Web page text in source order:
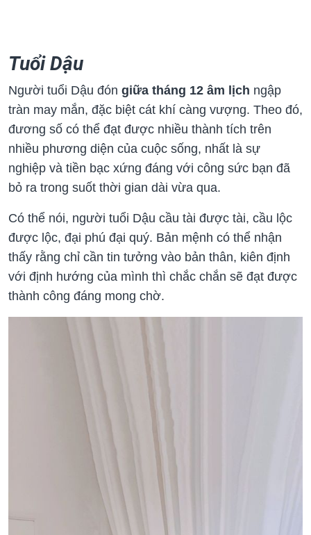
Tuổi Dậu
Người tuổi Dậu đón giữa tháng 12 âm lịch ngập
tràn may mắn, đặc biệt cát khí càng vượng. Theo đó,
đương số có thể đạt được nhiều thành tích trên
nhiều phương diện của cuộc sống, nhất là sự
nghiệp và tiền bạc xứng đáng với công sức bạn đã
bỏ ra trong suốt thời gian dài vừa qua.
Có thể nói, người tuổi Dậu cầu tài được tài, cầu lộc
được lộc, đại phú đại quý. Bản mệnh có thể nhận
thấy rằng chỉ cần tin tưởng vào bản thân, kiên định
với định hướng của mình thì chắc chắn sẽ đạt được
thành công đáng mong chờ.